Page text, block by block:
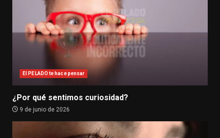
El PELADO te hace pensar
¿Por qué sentimos curiosidad?
9 de junio de 2026